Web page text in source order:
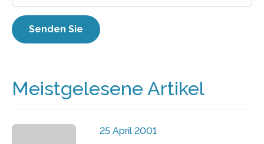
Meistgelesene Artikel
25 April 2001